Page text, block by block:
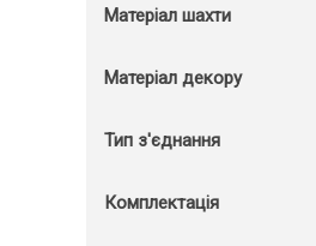
Матеріал шахти
Матеріал декору
Тип з'єднання
Комплектація